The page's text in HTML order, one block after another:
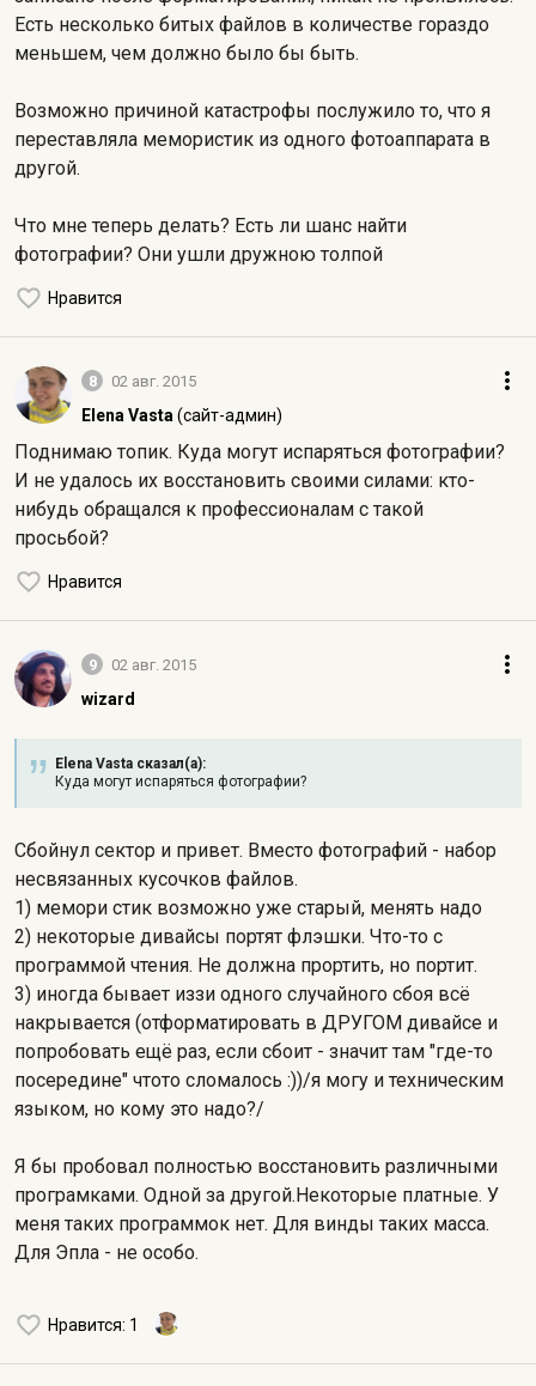
Есть несколько битых файлов в количестве гораздо
меньшем, чем должно было бы быть.
Возможно причиной катастрофы послужило то, что я
переставляла мемористик из одного фотоаппарата в
другой.
Что мне теперь делать? Есть ли шанс найти
фотографии? Они ушли дружною толпой
Нравится
8 02 авг. 2015
Elena Vasta (сайт-админ)
Поднимаю топик. Куда могут испаряться фотографии?
И не удалось их восстановить своими силами: кто-
нибудь обращался к профессионалам с такой
просьбой?
Нравится
9 02 авг. 2015
wizard
Elena Vasta сказал(а):
Куда могут испаряться фотографии?
Сбойнул сектор и привет. Вместо фотографий - набор
несвязанных кусочков файлов.
1) мемори стик возможно уже старый, менять надо
2) некоторые дивайсы портят флэшки. Что-то с
программой чтения. Не должна прортить, но портит.
3) иногда бывает иззи одного случайного сбоя всё
накрывается (отформатировать в ДРУГОМ дивайсе и
попробовать ещё раз, если сбоит - значит там "где-то
посередине" чтото сломалось :))/я могу и техническим
языком, но кому это надо?/
Я бы пробовал полностью восстановить различными
програмками. Одной за другой.Некоторые платные. У
меня таких программок нет. Для винды таких масса.
Для Эпла - не особо.
Нравится: 1